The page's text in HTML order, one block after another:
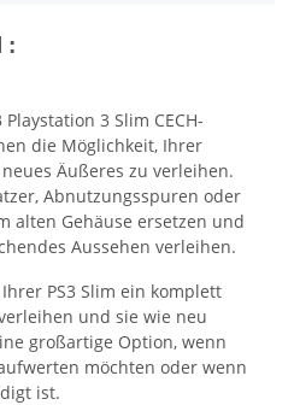
:
3 Slim CECH-
die Möglichkeit, Ihrer
Äußeres zu verleihen.
Abnutzungsspuren oder
alten Gehäuse ersetzen und
Aussehen verleihen.
PS3 Slim ein komplett
und sie wie neu
großartige Option, wenn
möchten oder wenn
ist.